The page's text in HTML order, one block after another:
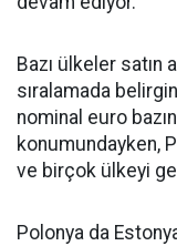
Bazı ülkeler satın
sıralamada
nominal euro
konumundayken,
ve birçok ülkeyi
Polonya da